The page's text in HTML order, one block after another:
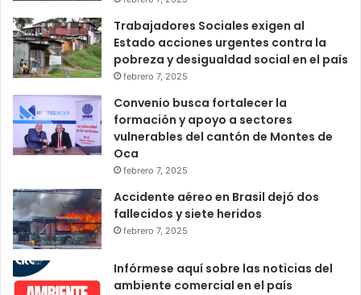
Trabajadores Sociales exigen al
Estado acciones urgentes contra la
pobreza y desigualdad social en el país
febrero 7, 2025
Convenio busca fortalecer la
formación y apoyo a sectores
vulnerables del cantón de Montes de
Oca
febrero 7, 2025
Accidente aéreo en Brasil dejó dos
fallecidos y siete heridos
febrero 7, 2025
Infórmese aquí sobre las noticias del
ambiente comercial en el país